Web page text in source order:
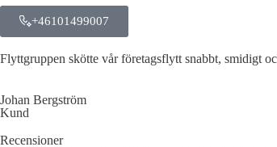
+46101499007
Flyttgruppen skötte vår företagsflytt snabbt, smidigt
Johan Bergström
Kund
Recensioner